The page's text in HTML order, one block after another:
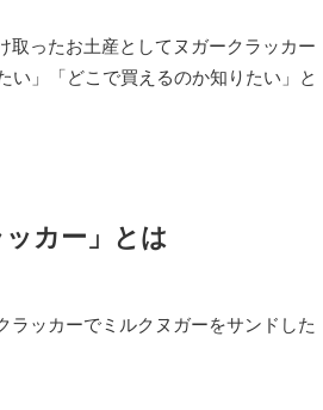
取ったお土産としてヌガークラッカー
い」「どこで買えるのか知りたい」と
カー」とは
ラッカーでミルクヌガーをサンドした